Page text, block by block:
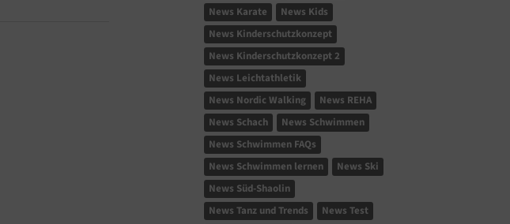
News Karate
News Kids
News Kinderschutzkonzept
News Kinderschutzkonzept 2
News Leichtathletik
News Nordic Walking
News REHA
News Schach
News Schwimmen
News Schwimmen FAQs
News Schwimmen lernen
News Ski
News Süd-Shaolin
News Tanz und Trends
News Test